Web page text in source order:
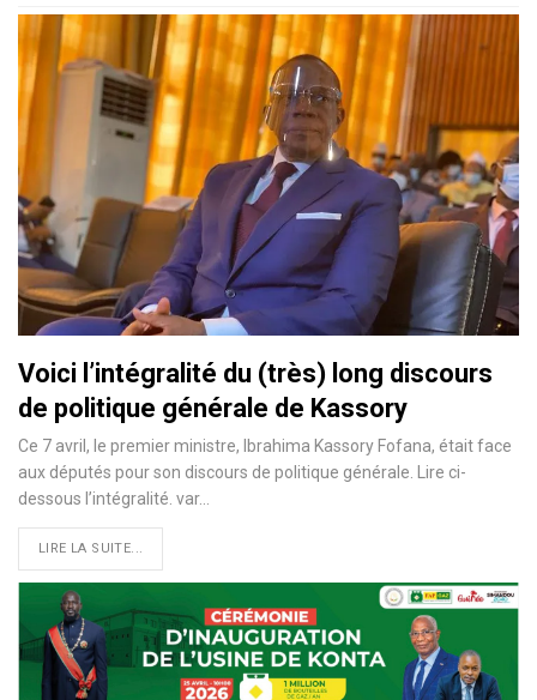
Voici l’intégralité du (très) long discours
de politique générale de Kassory
Ce 7 avril, le premier ministre, Ibrahima Kassory Fofana, était face
aux députés pour son discours de politique générale. Lire ci-
dessous l’intégralité. var…
LIRE LA SUITE...